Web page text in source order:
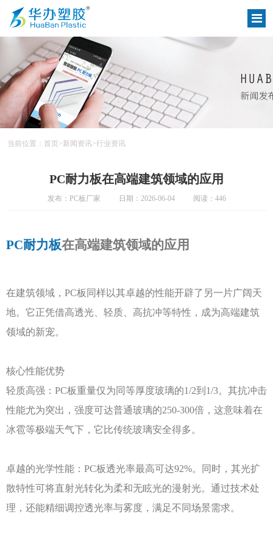
当前位置： 首页>新闻资讯>行业资讯
PC耐力板在高端建筑领域的应用
发布：PC板厂家 日期：2026-06-04 阅读：446
PC耐力板在高端建筑领域的应用
在建筑领域， PC板同样以其卓越的性能开辟了另一片广阔天
地。它正凭借高透光、轻质、高抗冲等特性，成为高端建筑
领域的新宠。
核心性能优势
轻质高强： PC板重量仅为同等厚度玻璃的1/2到1/3。其抗冲击
性能尤为突出，强度可达普通玻璃的250-300倍，这意味着在
冰雹等极端天气下，它比传统玻璃安全得多。
卓越的光学性能： PC板透光率最高可达92%。同时，其光扩
散特性可将直射光转化为柔和无眩光的漫射光。通过技术处
理，还能精细调控透光率与雾度，满足不同场景需求。